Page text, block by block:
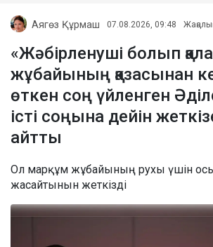
Аягөз Құрмаш 07.08.2026, 09:48
«Жәбірленуші болып
жұбайының қазасынан
өткен соң үйленген
істі соңына дейін
айтты
Ол марқұм жұбайының рухы үшін
жасайтынын жеткізді